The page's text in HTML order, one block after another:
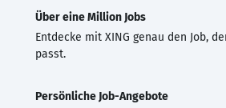
Über eine Million Jobs
Entdecke mit XING genau den Job,
passt.
Persönliche Job-Angebote